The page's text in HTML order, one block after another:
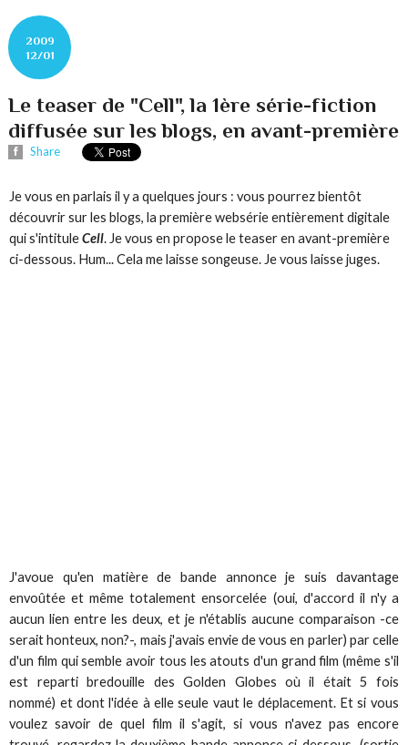
2009
12/01
Le teaser de "Cell", la 1ère série-fiction
diffusée sur les blogs, en avant-première
Share
Je vous en parlais il y a quelques jours : vous pourrez bientôt
découvrir sur les blogs, la première websérie entièrement digitale
qui s'intituleCell. Je vous en propose le teaser en avant-première
ci-dessous. Hum... Cela me laisse songeuse. Je vous laisse juges.
J'avoue qu'en matière de bande annonce je suis davantage
envoûtée et même totalement ensorcelée (oui, d'accord il n'y a
aucun lien entre les deux, et je n'établis aucune comparaison -ce
serait honteux, non?-, mais j'avais envie de vous en parler) par celle
d'un film qui semble avoir tous les atouts d'un grand film (même s'il
est reparti bredouille des Golden Globes où il était 5 fois
nommé) et dont l'idée à elle seule vaut le déplacement. Et si vous
voulez savoir de quel film il s'agit, si vous n'avez pas encore